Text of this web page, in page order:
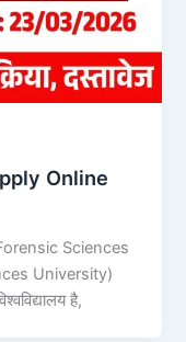
Online
Sciences
University)
है,